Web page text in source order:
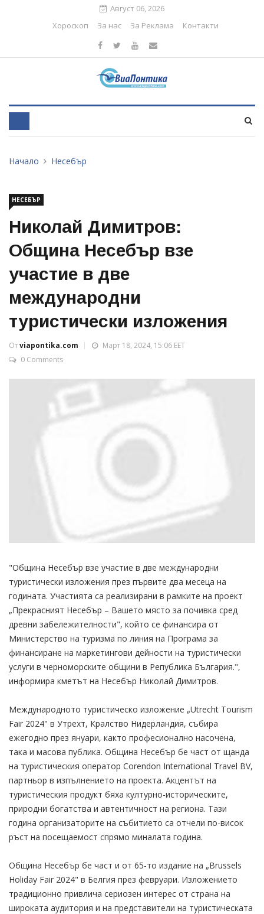
Август 06, 2026
Хороскоп
За нас За Реклама Контакти
Начало Несебър
НЕСЕБЪР
Николай Димитров:
Община Несебър взе
участие в две
международни
туристически изложения
Отviapontika.com
Март 18, 2024, 15:06 EET
0 Comments
"Община Несебър взе участие в две международни
туристически изложения през първите два месеца на
годината. Участията са реализирани в рамките на проект
„Прекрасният Несебър – Вашето място за почивка сред
древни забележителности", който се финансира от
Министерство на туризма по линия на Програма за
финансиране на маркетингови дейности на туристически
услуги в черноморските общини в Република България.",
информира кметът на Несебър Николай Димитров.
Международното туристическо изложение „Utrecht Tourism
Fair 2024" в Утрехт, Кралство Нидерландия, събира
ежегодно през януари, както професионално насочена,
така и масова публика. Община Несебър бе част от щанда
на туристическия оператор Corendon International Travel BV,
партньор в изпълнението на проекта. Акцентът на
туристическия продукт бяха културно-историческите,
природни богатства и автентичност на региона. Тази
година организаторите на събитието са отчели по-висок
ръст на посещаемост спрямо миналата година.
Община Несебър бе част и от 65-то издание на „Brussels
Holiday Fair 2024" в Белгия през февруари. Изложението
традиционно привлича сериозен интерес от страна на
широката аудитория и на представители на туристическата